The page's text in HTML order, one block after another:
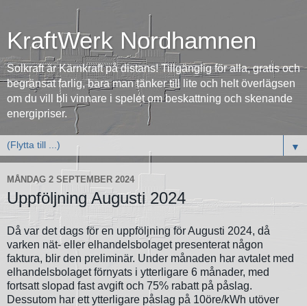
KraftWerk Nordhamnen
Solkraft är Kärnkraft på distans! Tillgänglig för alla, gratis och
begränsat farlig, bara man tänker till lite och helt överlägsen
om du vill bli vinnare i spelet om beskattning och skenande
energipriser.
▼
MÅNDAG 2 SEPTEMBER 2024
Uppföljning Augusti 2024
Då var det dags för en uppföljning för Augusti 2024, då
varken nät- eller elhandelsbolaget presenterat någon
faktura, blir den preliminär. Under månaden har avtalet med
elhandelsbolaget förnyats i ytterligare 6 månader, med
fortsatt slopad fast avgift och 75% rabatt på påslag.
Dessutom har ett ytterligare påslag på 10öre/kWh utöver